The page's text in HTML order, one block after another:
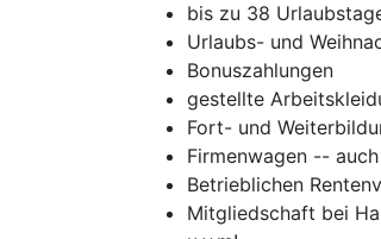
bis zu 38
Urlaubs- und
Bonuszahlungen
gestellte
Fort- und
Firmenwagen --
Betrieblichen
Mitgliedschaft bei